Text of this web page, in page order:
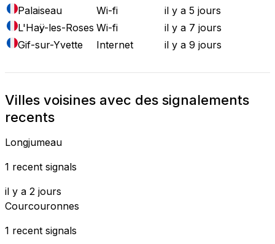
Palaiseau
Wi-fi
il y a 5 jours
L'Haÿ-les-Roses Wi-fi
il y a 7 jours
Gif-sur-Yvette
Internet il y a 9 jours
Villes voisines avec des signalements
recents
Longjumeau
1 recent signals
il y a 2 jours
Courcouronnes
1 recent signals